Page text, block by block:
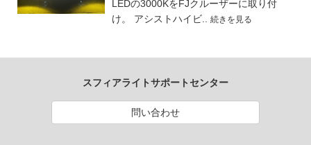
LEDの3000KをFJクルーザーに取り付
け。 アシストハイビ.. 続きを見る
スフィアライトサポートセンター
問い合わせ